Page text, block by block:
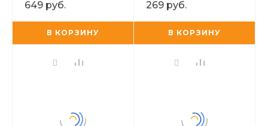
649 руб.
В КОРЗИНУ
269 руб.
В КОРЗИНУ